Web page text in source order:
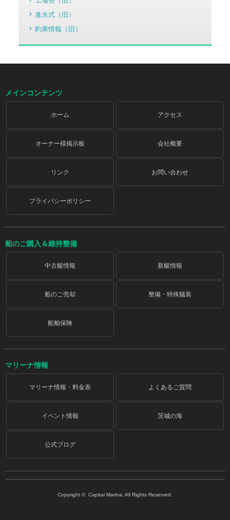
進水式（旧）
釣果情報（旧）
メインコンテンツ
ホーム アクセス
オーナー様掲示板 会社概要
リンク お問い合わせ
プライバシーポリシー
船のご購入＆維持整備
中古艇情報 新艇情報
船のご売却 整備・特殊艤装
船舶保険
マリーナ情報
マリーナ情報・料金表 よくあるご質問
イベント情報 茨城の海
公式ブログ
Copyright © Capital Marina. All Rights Reserved.